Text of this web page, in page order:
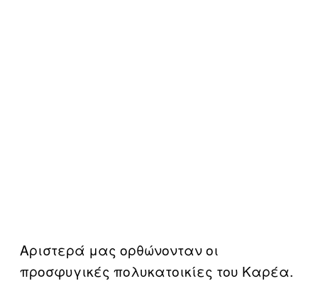
Αριστερά μας ορθώνονταν οι
προσφυγικές πολυκατοικίες του Καρέα.